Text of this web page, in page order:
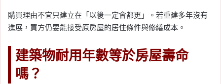
購買理由不宜只建立在「以後一定會都更」。若重建多年沒有
進展，買方仍要能接受原房屋的居住條件與修繕成本。
建築物耐用年數等於房屋壽命
嗎？